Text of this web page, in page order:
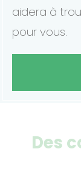
aidera à
pour vous.
Des